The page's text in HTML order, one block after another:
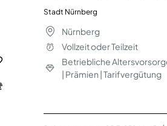
Stadt Nürnberg
Nürnberg
Vollzeit oder Teilzeit
Betriebliche
| Prämien | Tarifvergütung